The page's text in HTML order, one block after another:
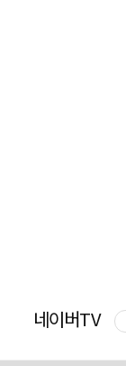
네이버TV